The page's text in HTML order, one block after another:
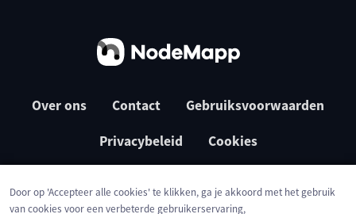
Over ons Contact Gebruiksvoorwaarden
Privacybeleid Cookies
Door op 'Accepteer alle cookies' te klikken, ga je akkoord met het gebruik
van cookies voor een verbeterde gebruikerservaring,